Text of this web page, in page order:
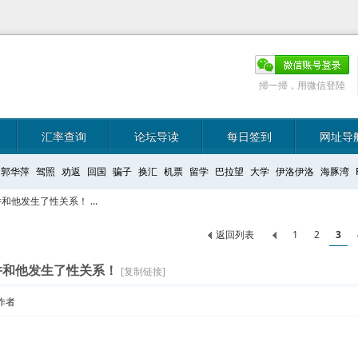
掃一掃，用微信登陸
汇率查询 论坛导读 每日签到 网址导
郭华萍 驾照 劝返 回国 骗子 换汇 机票 留学 巴拉望 大学 伊洛伊洛 海豚湾
他发生了性关系！ ...
1 2 3
返回列表
他发生了性关系！ [复制链接]
者